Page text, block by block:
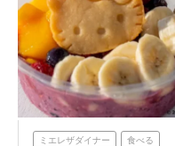
ミエレザダイナー 食べる